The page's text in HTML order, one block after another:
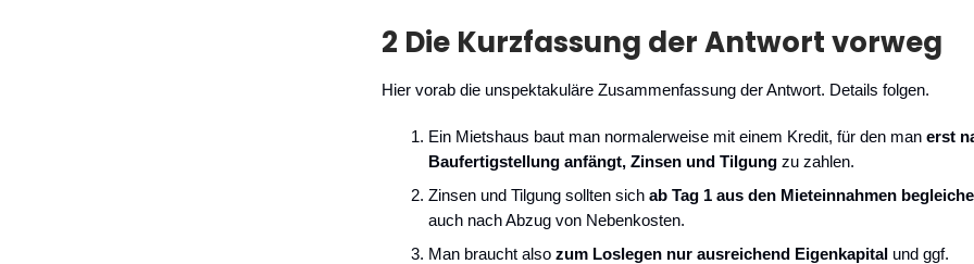
2 Die Kurzfassung der Antwort vorweg
Hier vorab die unspektakuläre Zusammenfassung der Antwort. Details folgen.
Ein Mietshaus baut man normalerweise mit einem Kredit, für den man erst
Baufertigstellung anfängt, Zinsen und Tilgung zu zahlen.
Zinsen und Tilgung sollten sich ab Tag 1 aus den Mieteinnahmen
auch nach Abzug von Nebenkosten.
Man braucht also zum Loslegen nur ausreichend Eigenkapital und ggf.